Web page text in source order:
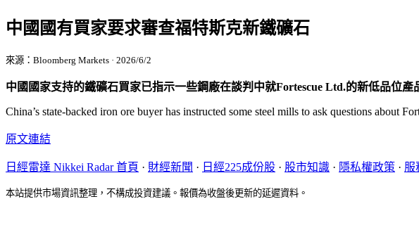
中國國有買家要求審查福特斯克新鐵礦石
來源：Bloomberg Markets · 2026/6/2
中國國家支持的鐵礦石買家已指示一些鋼廠在談判中就Fortescue Ltd.的新低品位產
China’s state-backed iron ore buyer has instructed some steel mills to ask questions about
原文連結
日經雷達 Nikkei Radar 首頁 · 財經新聞 · 日經225成份股 · 股市知識 · 隱私權政策 · 服
本站提供市場資訊整理，不構成投資建議。報價為收盤後更新的延遲資料。